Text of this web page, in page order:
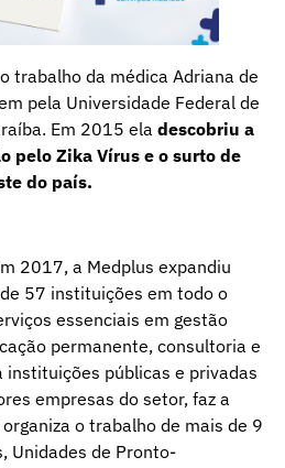
trabalho da médica Adriana de
pela Universidade Federal de
Em 2015 ela descobriu a
pelo Zika Vírus e o surto de
do país.
2017, a Medplus expandiu
57 instituições em todo o
essenciais em gestão
permanente, consultoria e
instituições públicas e privadas
empresas do setor, faz a
o trabalho de mais de 9
Unidades de Pronto-